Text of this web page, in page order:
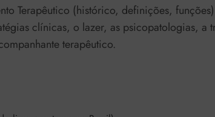
Terapêutico (histórico, definições,
clínicas, o lazer, as psicopatologias, a
terapêutico.